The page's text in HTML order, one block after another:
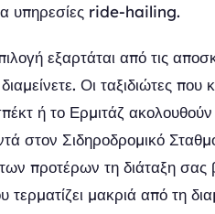
υπηρεσίες ride-hailing.
εξαρτάται από τις
Οι ταξιδιώτες
ή το Ερμιτάζ
στον Σιδηροδρομικό
προτέρων τη διάταξη σας
τερματίζει μακριά από τη